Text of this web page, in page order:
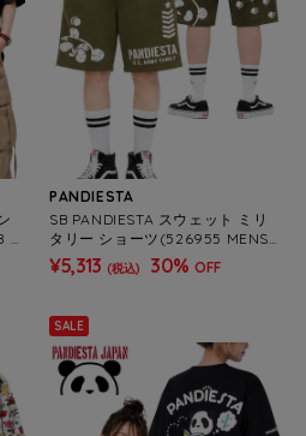
PANDIESTA
SB PANDIESTA スウェット ミリ
タリー ショーツ(526955 MENS/
WOMENS）
¥5,313 (税込) 30% OFF
SALE